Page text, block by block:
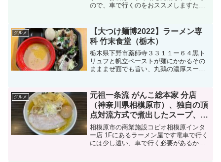
ので、車で行くのをおススメしますただ
角」創業者の西山知義氏が率いるダイニ
ングイノベーションがのお...
グルメ
【大つけ麺博2022】ラーメン専
科 竹末食堂（栃木）
栃木県下野市薬師寺３３１１ー６４黒ト
リュフと帆立ペーストが麺にかかるその
まままぜ面でも旨い、丸鶏の濃厚スープ
玉、帆立ペースト、黒トリュフ麺です帆
立ペーストや黒トリュフが...
グルメ
元祖一条流 がんこ総本家 分店
（神奈川県相模原市）、独自の頂
点対流方式で煮出したスープ、選
べるしょっぱさと旨さを味わえ
る、美味しい塩ラーメン
相模原市の商業施設コピオ相模原インタ
ー店 1Fにあるラーメン屋です電車で行く
には少し遠い、車で行く必要があるかと